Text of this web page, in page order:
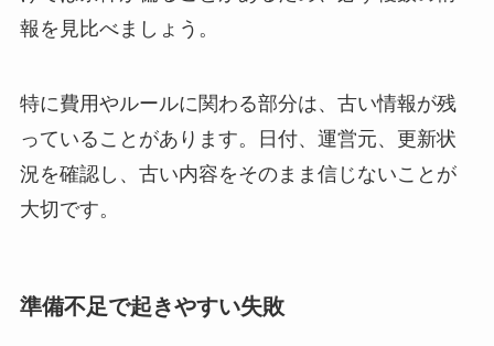
報を見比べましょう。
特に費用やルールに関わる部分は、古い情報が残
っていることがあります。日付、運営元、更新状
況を確認し、古い内容をそのまま信じないことが
大切です。
準備不足で起きやすい失敗